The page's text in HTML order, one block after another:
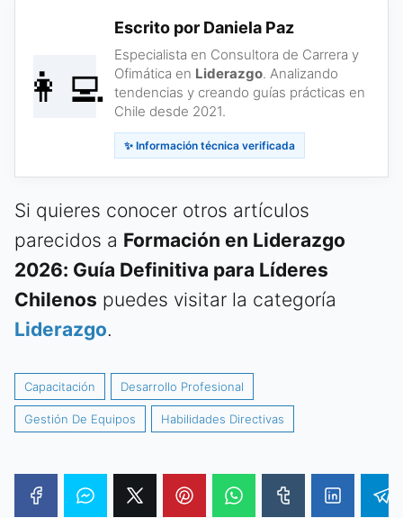
👩‍💻
Escrito por Daniela Paz
Especialista en Consultora de Carrera y
Ofimática en Liderazgo. Analizando
tendencias y creando guías prácticas en
Chile desde 2021.
✨ Información técnica verificada
Si quieres conocer otros artículos
parecidos a Formación en Liderazgo
2026: Guía Definitiva para Líderes
Chilenos puedes visitar la categoría
Liderazgo.
Capacitación Desarrollo Profesional
Gestión De Equipos Habilidades Directivas